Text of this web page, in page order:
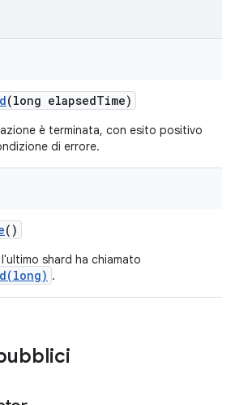
(long elapsedTime)
è terminata, con esito positivo
di errore.
()
shard ha chiamato
.